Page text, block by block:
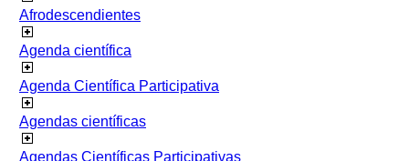
Afrodescendientes
Agenda científica
Agenda Científica Participativa
Agendas científicas
Agendas Científicas Participativas